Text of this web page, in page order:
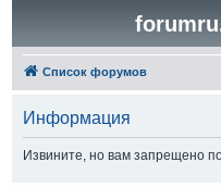
Список форумов
Информация
Извините, но вам запрещено